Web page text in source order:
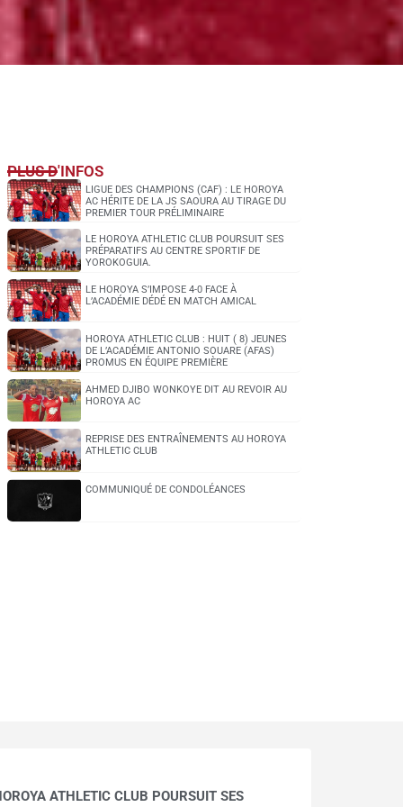
PLUS D'INFOS
LIGUE DES CHAMPIONS (CAF) : LE HOROYA
AC HÉRITE DE LA JS SAOURA AU TIRAGE DU
PREMIER TOUR PRÉLIMINAIRE
LE HOROYA ATHLETIC CLUB POURSUIT SES
PRÉPARATIFS AU CENTRE SPORTIF DE
YOROKOGUIA.
LE HOROYA S’IMPOSE 4-0 FACE À
L’ACADÉMIE DÉDÉ EN MATCH AMICAL
HOROYA ATHLETIC CLUB : HUIT ( 8) JEUNES
DE L’ACADÉMIE ANTONIO SOUARE (AFAS)
PROMUS EN ÉQUIPE PREMIÈRE
AHMED DJIBO WONKOYE DIT AU REVOIR AU
HOROYA AC
REPRISE DES ENTRAÎNEMENTS AU HOROYA
ATHLETIC CLUB
COMMUNIQUÉ DE CONDOLÉANCES
ATHLETIC CLUB POURSUIT SES